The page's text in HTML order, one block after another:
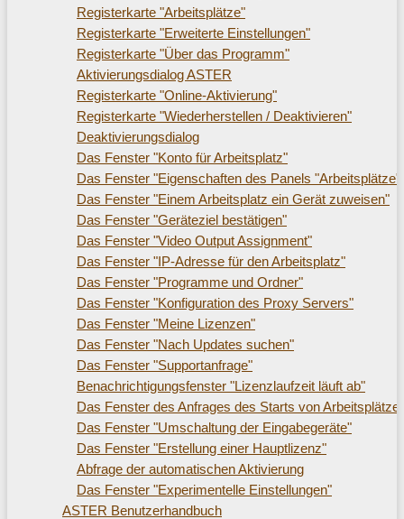
Registerkarte "Arbeitsplätze"
Registerkarte "Erweiterte Einstellungen"
Registerkarte "Über das Programm"
Aktivierungsdialog ASTER
Registerkarte "Online-Aktivierung"
Registerkarte "Wiederherstellen / Deaktivieren"
Deaktivierungsdialog
Das Fenster "Konto für Arbeitsplatz"
Das Fenster "Eigenschaften des Panels "Arbeitsplätze"
Das Fenster "Einem Arbeitsplatz ein Gerät zuweisen"
Das Fenster "Geräteziel bestätigen"
Das Fenster "Video Output Assignment"
Das Fenster "IP-Adresse für den Arbeitsplatz"
Das Fenster "Programme und Ordner"
Das Fenster "Konfiguration des Proxy Servers"
Das Fenster "Meine Lizenzen"
Das Fenster "Nach Updates suchen"
Das Fenster "Supportanfrage"
Benachrichtigungsfenster "Lizenzlaufzeit läuft ab"
Das Fenster des Anfrages des Starts von
Das Fenster "Umschaltung der Eingabegeräte"
Das Fenster "Erstellung einer Hauptlizenz"
Abfrage der automatischen Aktivierung
Das Fenster "Experimentelle Einstellungen"
ASTER Benutzerhandbuch